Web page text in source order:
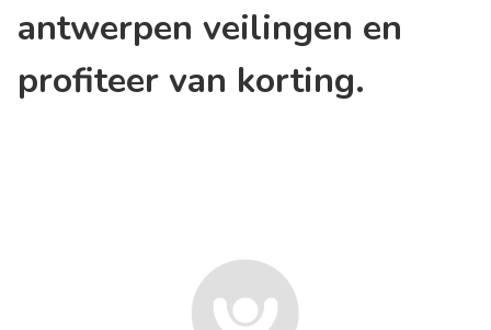
antwerpen veilingen en
profiteer van korting.